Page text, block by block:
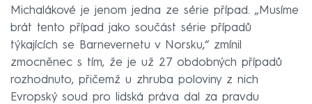
Michalákové je jenom jedna ze série případ. „Musíme
brát tento případ jako součást série případů
týkajících se Barnevernetu v Norsku,“ zmínil
zmocněnec s tím, že je už 27 obdobných případů
rozhodnuto, přičemž u zhruba poloviny z nich
Evropský soud pro lidská práva dal za pravdu